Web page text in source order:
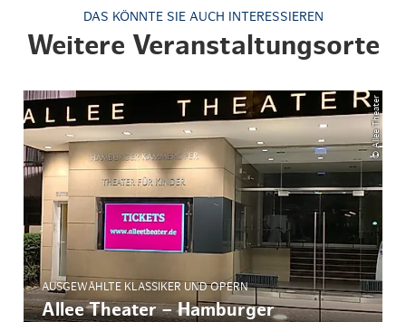
DAS KÖNNTE SIE AUCH INTERESSIEREN
Weitere Veranstaltungsorte
© Allee Theater
AUSGEWÄHLTE KLASSIKER UND OPERN
Allee Theater – Hamburger